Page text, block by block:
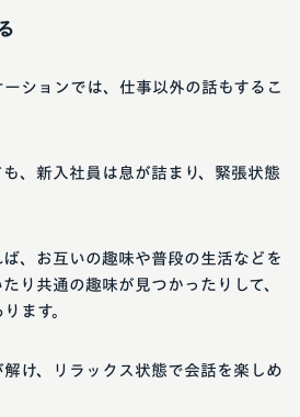
ションでは、仕事以外の話もするこ
、新入社員は息が詰まり、緊張状態
、お互いの趣味や普段の生活などを
り共通の趣味が見つかったりして、
ます。
け、リラックス状態で会話を楽しめ